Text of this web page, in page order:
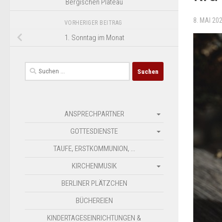
8. MAI
Bergischen Plateau
VORHERIGER BEITRAG
1. Sonntag im Monat
Suchen
nach:
ANSPRECHPARTNER
GOTTESDIENSTE
TAUFE, ERSTKOMMUNION, …
KIRCHENMUSIK
BERLINER PLÄTZCHEN
BÜCHEREIEN
KINDERTAGESEINRICHTUNGEN &